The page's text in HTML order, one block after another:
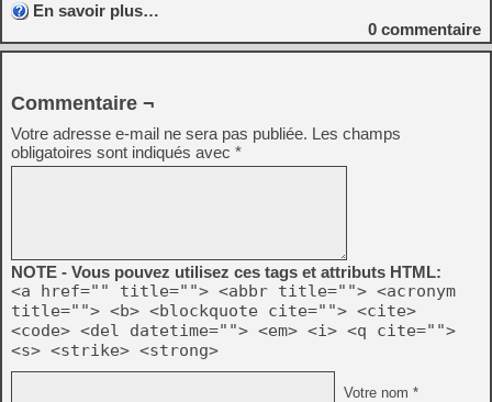
En savoir plus…
0 commentaire
Commentaire ¬
Votre adresse e-mail ne sera pas publiée. Les champs
obligatoires sont indiqués avec *
NOTE - Vous pouvez utilisez ces tags et attributs HTML:
<a href="" title=""> <abbr title=""> <acronym
title=""> <b> <blockquote cite=""> <cite>
<code> <del datetime=""> <em> <i> <q cite="">
<s> <strike> <strong>
Votre nom *